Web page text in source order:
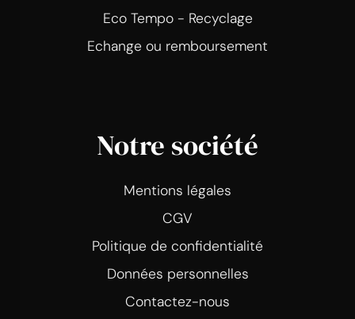
Eco Tempo - Recyclage
Echange ou remboursement
Notre société
Mentions légales
CGV
Politique de confidentialité
Données personnelles
Contactez-nous